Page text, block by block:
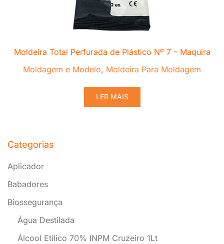
Moldeira Total Perfurada de Plástico Nº 7 – Maquira
Moldagem e Modelo, Moldeira Para Moldagem
LER MAIS
Categorias
Aplicador
Babadores
Biossegurança
Água Destilada
Álcool Etílico 70% INPM Cruzeiro 1Lt